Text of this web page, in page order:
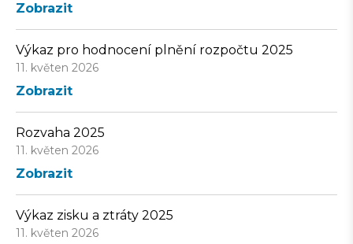
Zobrazit
Výkaz pro hodnocení plnění rozpočtu 2025
11. květen 2026
Zobrazit
Rozvaha 2025
11. květen 2026
Zobrazit
Výkaz zisku a ztráty 2025
11. květen 2026